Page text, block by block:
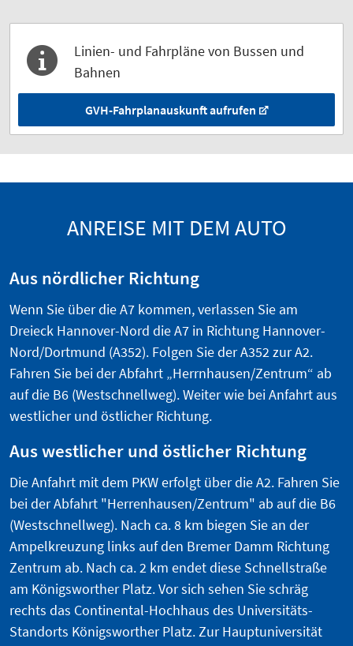
Linien- und Fahrpläne von Bussen und
Bahnen
GVH-Fahrplanauskunft aufrufen
ANREISE MIT DEM AUTO
Aus nördlicher Richtung
Wenn Sie über die A7 kommen, verlassen Sie am
Dreieck Hannover-Nord die A7 in Richtung Hannover-
Nord/Dortmund (A352). Folgen Sie der A352 zur A2.
Fahren Sie bei der Abfahrt „Herrnhausen/Zentrum“ ab
auf die B6 (Westschnellweg). Weiter wie bei Anfahrt aus
westlicher und östlicher Richtung.
Aus westlicher und östlicher Richtung
Die Anfahrt mit dem PKW erfolgt über die A2. Fahren Sie
bei der Abfahrt "Herrenhausen/Zentrum" ab auf die B6
(Westschnellweg). Nach ca. 8 km biegen Sie an der
Ampelkreuzung links auf den Bremer Damm Richtung
Zentrum ab. Nach ca. 2 km endet diese Schnellstraße
am Königsworther Platz. Vor sich sehen Sie schräg
rechts das Continental-Hochhaus des Universitäts-
Standorts Königsworther Platz. Zur Hauptuniversität